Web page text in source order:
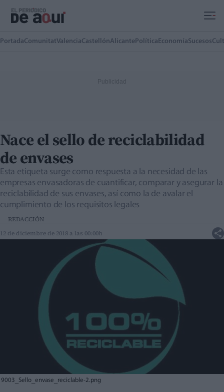
PortadaComunitatValenciaCastellónAlicante Política EconomíaSucesos
Nace el sello de reciclabilidad
de envases
Esta etiqueta surge como respuesta a la necesidad de las
empresas envasadoras de cuantificar, comparar y asegurar la
reciclabilidad de sus envases, así como la de avalar el
cumplimiento de los requisitos legales
REDACCIÓN
12 de diciembre de 2018 a las 00:00h
9003_Sello_envase_reciclable-2.png